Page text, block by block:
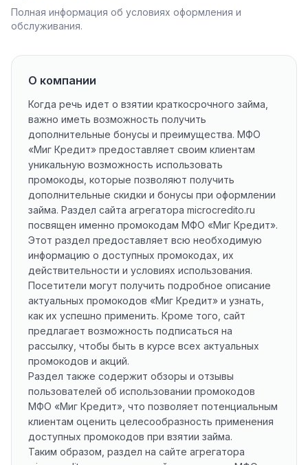
Полная информация об условиях оформления и
обслуживания.
О компании
Когда речь идет о взятии краткосрочного займа,
важно иметь возможность получить
дополнительные бонусы и преимущества. МФО
«Миг Кредит» предоставляет своим клиентам
уникальную возможность использовать
промокоды, которые позволяют получить
дополнительные скидки и бонусы при оформлении
займа. Раздел сайта агрегатора microcredito.ru
посвящен именно промокодам МФО «Миг Кредит».
Этот раздел предоставляет всю необходимую
информацию о доступных промокодах, их
действительности и условиях использования.
Посетители могут получить подробное описание
актуальных промокодов «Миг Кредит» и узнать,
как их успешно применить. Кроме того, сайт
предлагает возможность подписаться на
рассылку, чтобы быть в курсе всех актуальных
промокодов и акций.
Раздел также содержит обзоры и отзывы
пользователей об использовании промокодов
МФО «Миг Кредит», что позволяет потенциальным
клиентам оценить целесообразность применения
доступных промокодов при взятии займа.
Таким образом, раздел на сайте агрегатора